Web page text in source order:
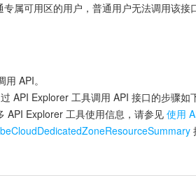
属可用区的用户，普通用户无法调用该接
API。
API Explorer 工具调用 API 接口的步骤如
API Explorer 工具使用信息，请参见使用